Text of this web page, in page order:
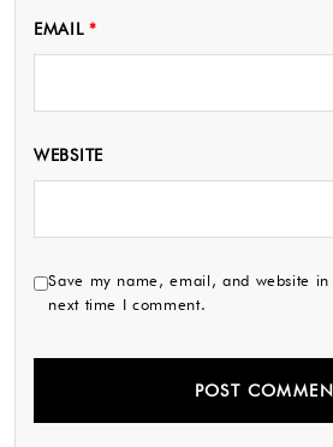
EMAIL*
WEBSITE
Save my name, email, and website
next time I comment.